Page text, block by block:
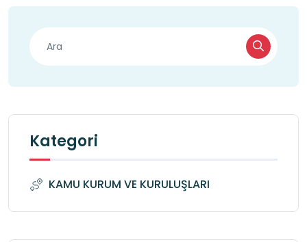
Kategori
KAMU KURUM VE KURULUŞLARI